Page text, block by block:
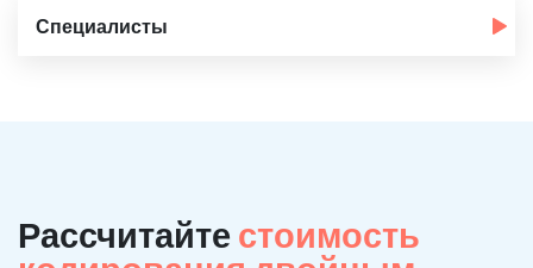
Специалисты
Рассчитайте стоимость